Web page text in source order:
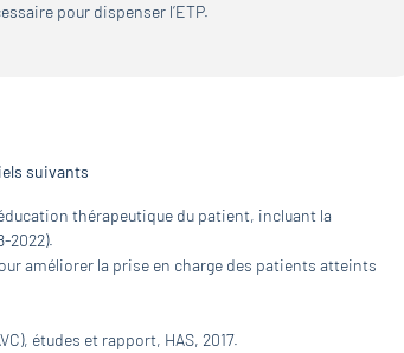
pour dispenser l’ETP.
suivants
thérapeutique du patient, incluant la
2022).
améliorer la prise en charge des patients atteints
études et rapport, HAS, 2017.